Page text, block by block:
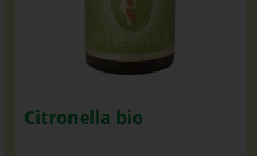
Citronella bio